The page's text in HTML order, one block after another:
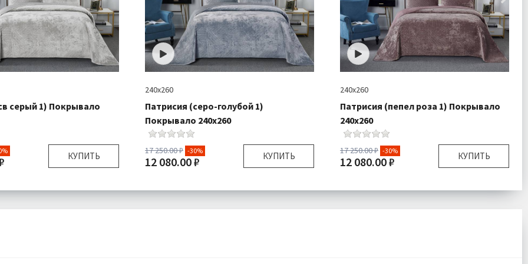
серый 1) Покрывало
КУПИТЬ
240х260 см 50х70 см
240х260
Патрисия (серо-голубой 1)
Покрывало 240х260
17 250.00 ₽ -30%
12 080.00 ₽ КУПИТЬ
Размер:
240х260 см 50х70 см
240х260
Патрисия (пепел роза 1) Покрывало
240х260
17 250.00 ₽ -30%
12 080.00 ₽ КУПИТЬ
Размер:
240х260 см 50х70 см